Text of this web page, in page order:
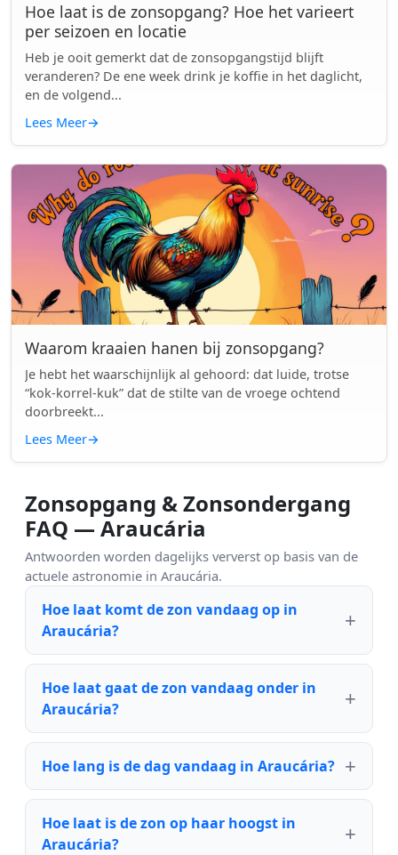
Hoe laat is de zonsopgang? Hoe het varieert
per seizoen en locatie
Heb je ooit gemerkt dat de zonsopgangstijd blijft
veranderen? De ene week drink je koffie in het daglicht,
en de volgend...
Lees Meer→
Waarom kraaien hanen bij zonsopgang?
Je hebt het waarschijnlijk al gehoord: dat luide, trotse
“kok-korrel-kuk” dat de stilte van de vroege ochtend
doorbreekt...
Lees Meer→
Zonsopgang & Zonsondergang
FAQ — Araucária
Antwoorden worden dagelijks ververst op basis van de
actuele astronomie in Araucária.
Hoe laat komt de zon vandaag op in
Araucária?
Hoe laat gaat de zon vandaag onder in
Araucária?
Hoe lang is de dag vandaag in Araucária?
Hoe laat is de zon op haar hoogst in
Araucária?